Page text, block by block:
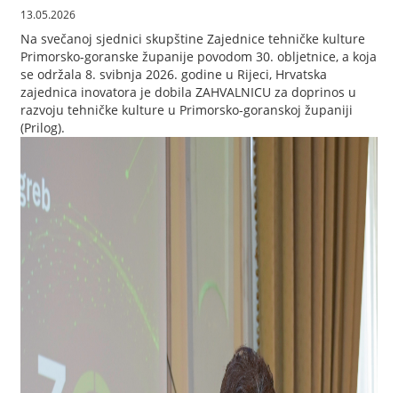
13.05.2026
Na svečanoj sjednici skupštine Zajednice tehničke kulture
Primorsko-goranske županije povodom 30. obljetnice, a koja
se održala 8. svibnja 2026. godine u Rijeci, Hrvatska
zajednica inovatora je dobila ZAHVALNICU za doprinos u
razvoju tehničke kulture u Primorsko-goranskoj županiji
(Prilog).